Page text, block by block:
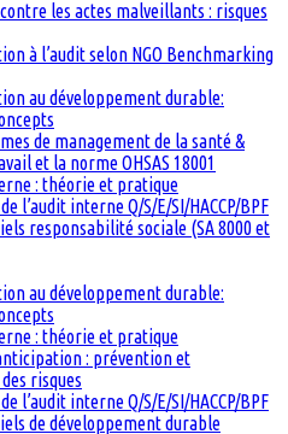
les actes malveillants : risques
à l’audit selon NGO Benchmarking
au développement durable:
de management de la santé &
et la norme OHSAS 18001
: théorie et pratique
l’audit interne Q/S/E/SI/HACCP/BPF
responsabilité sociale (SA 8000 et
au développement durable:
: théorie et pratique
: prévention et
risques
l’audit interne Q/S/E/SI/HACCP/BPF
de développement durable